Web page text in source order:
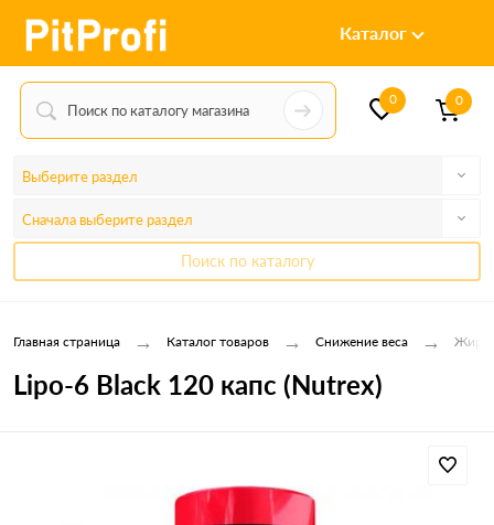
Каталог
0 0
Выберите раздел
Сначала выберите раздел
Поиск по каталогу
Главная страница → Каталог товаров → Снижение веса →
Lipo-6 Black 120 капс (Nutrex)